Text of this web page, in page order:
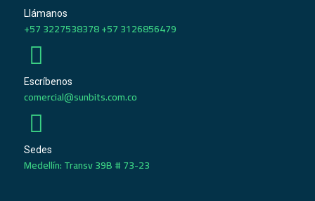
Llámanos
+57 3227538378 +57 3126856479
Escríbenos
comercial@sunbits.com.co
Sedes
Medellín: Transv 39B # 73-23